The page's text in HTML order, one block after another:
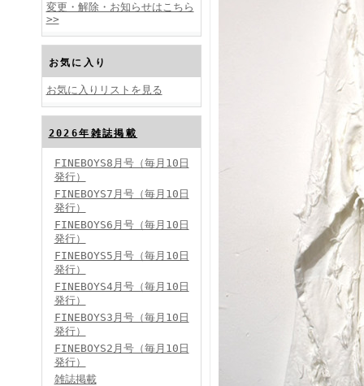
FINEBOYS2024年10月号
FINEBOYS2024年9月号
変更・解除・お知らせはこちら
>>
お気に入り
お気に入りリストを見る
2026年雑誌掲載
FINEBOYS8月号（毎月10日
発行）
FINEBOYS7月号（毎月10日
発行）
FINEBOYS6月号（毎月10日
発行）
FINEBOYS5月号（毎月10日
発行）
FINEBOYS4月号（毎月10日
発行）
FINEBOYS3月号（毎月10日
発行）
FINEBOYS2月号（毎月10日
発行）
雑誌掲載